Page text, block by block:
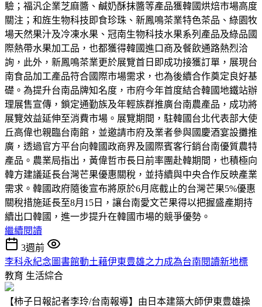
驗；福汎企業芝麻醬、鹹奶酥抹醬等產品獲韓國烘焙市場高度
關注；和旌生物科技即食珍珠、新鳳鳴茶業特色茶品、綠園牧
場天然果汁及冷凍水果、冠南生物科技水果系列產品及綠品國
際熱帶水果加工品，也都獲得韓國進口商及餐飲通路熱烈洽
詢，此外，新鳳鳴茶業更於展覽首日即成功接獲訂單，展現台
南食品加工產品符合國際市場需求，也為後續合作奠定良好基
礎。為提升台南品牌知名度，市府今年首度結合韓國地鐵站辦
理展售宣傳，鎖定通勤族及年輕族群推廣台南農產品，成功將
展覽效益延伸至消費市場。展覽期間，駐韓國台北代表部大使
丘高偉也親臨台南館，並邀請市府及業者參與國慶酒宴設攤推
廣，透過官方平台向韓國政商界及國際賓客行銷台南優質農特
產品。農業局指出，黃偉哲市長日前率團赴韓期間，也積極向
韓方建議延長台灣芒果優惠關稅，並持續與中央合作反映產業
需求。韓國政府隨後宣布將原於6月底截止的台灣芒果5%優惠
關稅措施延長至8月15日，讓台南愛文芒果得以把握盛產期持
續出口韓國，進一步提升在韓國市場的競爭優勢。
繼續閱讀
3週前
李科永紀念圖書館動土藉伊東豊雄之力成為台南閱讀新地標
教育 生活綜合
【柿子日報記者李玲/台南報導】由日本建築大師伊東豊雄操